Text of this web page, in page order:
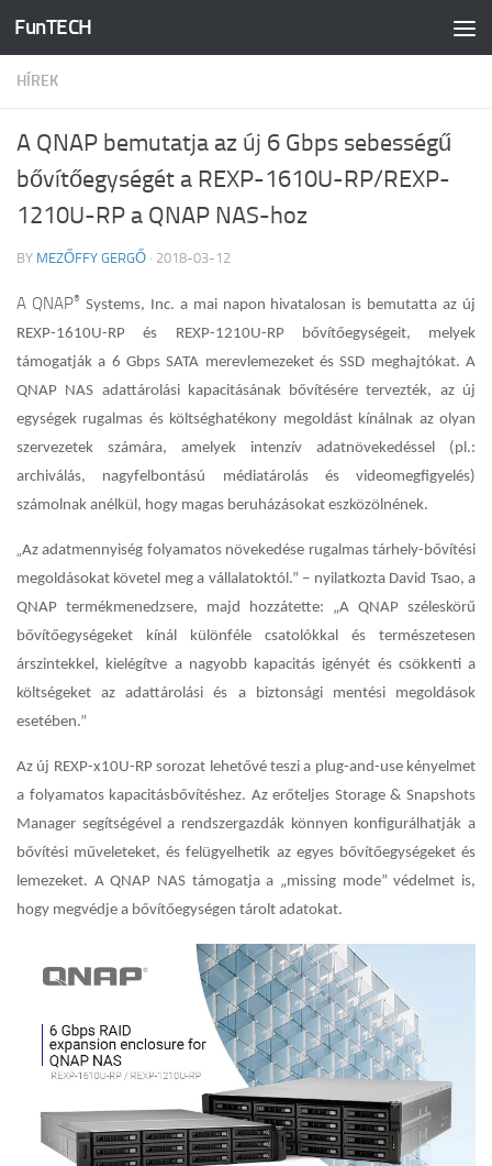
Skip to content
FunTECH
HÍREK
A QNAP bemutatja az új 6 Gbps sebességű
bővítőegységét a REXP-1610U-RP/REXP-
1210U-RP a QNAP NAS-hoz
BY MEZŐFFY GERGŐ · 2018-03-12
A QNAP® Systems, Inc. a mai napon hivatalosan is bemutattaaz új
REXP-1610U-RP és REXP-1210U-RP bővítőegységeit, melyek
támogatják a 6 Gbps SATA merevlemezeket és SSD meghajtókat. A
QNAP NAS adattárolási kapacitásának bővítésére tervezték, az új
egységek rugalmas és költséghatékony megoldást kínálnak az olyan
szervezetek számára, amelyek intenzív adatnövekedéssel (pl.:
archiválás, nagyfelbontású médiatárolás és videomegfigyelés)
számolnak anélkül, hogy magas beruházásokat eszközölnének.
„Az adatmennyiség folyamatos növekedése rugalmas tárhely-bővítési
megoldásokat követel meg a vállalatoktól.” – nyilatkozta David Tsao, a
QNAP termékmenedzsere, majd hozzátette: „A QNAP széleskörű
bővítőegységeket kínál különféle csatolókkal és természetesen
árszintekkel, kielégítve a nagyobb kapacitás igényét és csökkenti a
költségeket az adattárolási és a biztonsági mentési megoldások
esetében.”
Az új REXP-x10U-RP sorozat lehetővé teszi a plug-and-use kényelmet
a folyamatos kapacitásbővítéshez. Az erőteljes Storage & Snapshots
Manager segítségével a rendszergazdák könnyen konfigurálhatják a
bővítési műveleteket, és felügyelhetik az egyes bővítőegységeket és
lemezeket. A QNAP NAS támogatja a „missing mode” védelmet is,
hogy megvédje a bővítőegységen tárolt adatokat.